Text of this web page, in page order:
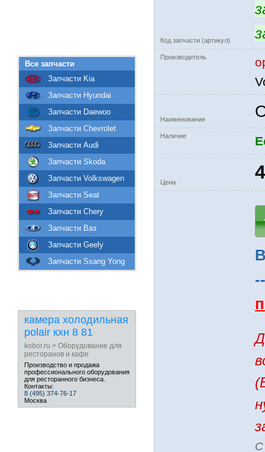
Код запчасти (артикул)
Производитель
Наименование
Наличие
Цена
С
Все запчасти
Запчасти Kia
Запчасти Hyundai
Запчасти Daewoo
Запчасти Chevrolet
Запчасти Audi
Запчасти Skoda
Запчасти Volkswagen
Запчасти Seat
Запчасти Chery
Запчасти Ваз
Запчасти Geely
Запчасти Ssang Yong
камера холодильная
polair кхн 8 81
kobor.ru > Оборудование для
ресторанов и кафе
Производство и продажа
профессионального оборудования
для ресторанного бизнеса.
Контакты:
8 (495) 374-76-17
Москва